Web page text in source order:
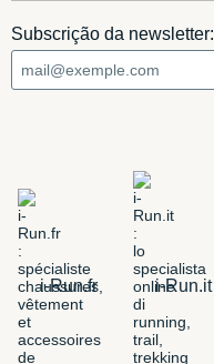
Subscrição da newsletter:
i-Run.fr i-Run.it